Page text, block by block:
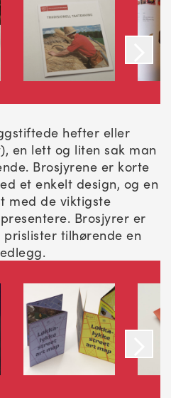
hefter eller
en lett og liten sak man
Brosjyrene er korte
et enkelt design, og en
med de viktigste
Brosjyrer er
tilhørende en